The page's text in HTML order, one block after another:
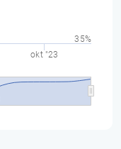
okt "23
35%